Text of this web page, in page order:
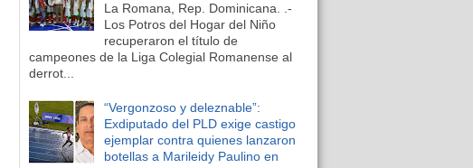
La Romana, Rep. Dominicana. .-
Los Potros del Hogar del Niño
recuperaron el título de
campeones de la Liga Colegial Romanense al
derrot...
“Vergonzoso y deleznable”:
Exdiputado del PLD exige castigo
ejemplar contra quienes lanzaron
botellas a Marileidy Paulino en